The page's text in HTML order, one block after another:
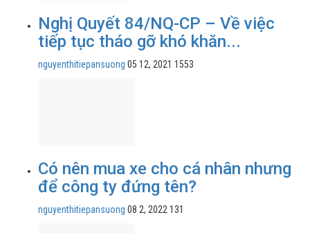
Nghị Quyết 84/NQ-CP – Về việc
tiếp tục tháo gỡ khó khăn...
nguyenthitiepansuong 05 12, 2021 1553
Có nên mua xe cho cá nhân nhưng
để công ty đứng tên?
nguyenthitiepansuong 08 2, 2022131